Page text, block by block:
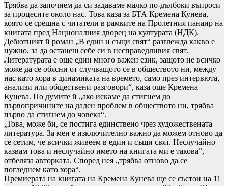
Трябва да започнем да си задаваме малко по-дълбоки въпроси
за процесите около нас. Това каза за БТА Кремена Кунева,
която се срещна с читатели в рамките на Пролетния панаир на
книгата пред Националния дворец на културата (НДК).
Дебютният й роман „В един и същи свят“ разглежда какво е
нужно, за да останеш себе си в несправедливия свят.
Литературата е още един много важен език, защото не всичко
може да се обясни от случващото се в обществото ни, между
нас като хора в динамиката на времето, само през интервюта,
анализи или обществени разговори“, каза още Кремена
Кунева. По думите й „ако искаме да стигнем до
първопричините на даден проблем в обществото ни, трябва
първо да стигнем до човека“.
„Това, може би, се постига единствено чрез художествената
литература. За мен е изключително важно да можем отново да
се сетим, че всички живеем в един и същи свят. Неслучайно
казвам това и неслучайно името на книгата ми е такова“,
отбеляза авторката. Според нея „трябва отново да се
погледнем като хора“.
Премиерата на книгата на Кремена Кунева ще се състои на 11